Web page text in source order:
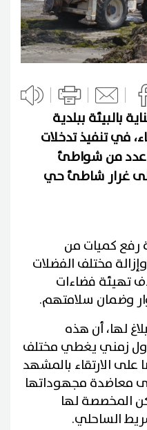
بالبيئة ببلدية
في تنفيذ تدخلات
عدد من شواطئ
غرار شاطئ حي
رفع كميات من
مختلف الفضلات
تهيئة فضاءات
وضمان سلامتهم.
لها، أن هذه
زمني يغطي مختلف
على الارتقاء بالمشهد
معاضدة مجهوداتها
المخصصة لها
الساحلي.